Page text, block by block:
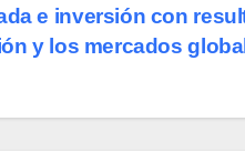
e inversión con
y los mercados